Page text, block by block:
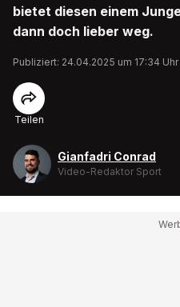
bietet diesen einem
dann doch lieber weg.
Publiziert: 24.04.2025 um 17:34 Uhr
Teilen
Gianfadri Conrad
Video-Redaktor Sport